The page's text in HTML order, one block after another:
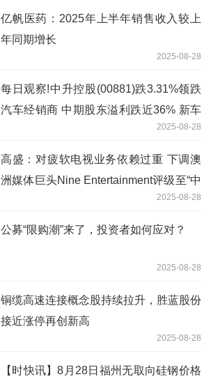
亿帆医药：2025年上半年销售收入较上
年同期增长
2025-08-28
每日观察!中升控股(00881)跌3.31%领跌
汽车经销商 中期股东溢利跌近36% 新车
2025-08-28
高盛：对疲软电视业务依赖过重 下调澳
洲媒体巨头Nine Entertainment评级至“中
2025-08-28
公募“限购潮”来了，投资者如何应对？
2025-08-28
铜缆高速连接概念股持续拉升，胜蓝股份
接近涨停再创新高
2025-08-28
【时快讯】8月28日福州无取向硅钢价格